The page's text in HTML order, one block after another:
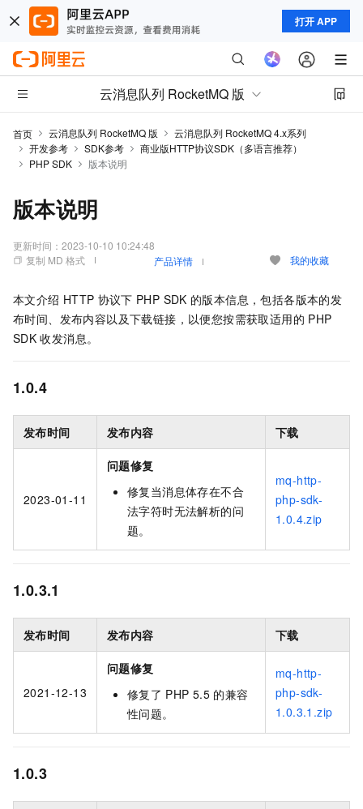
打开 APP
云消息队列 RocketMQ 版
首页 云消息队列 RocketMQ 版
云消息队列 RocketMQ 4.x系列
开发参考
SDK参考
商业版HTTP协议SDK（多语言推荐）
PHP SDK
版本说明
版本说明
更新时间： 2023-10-10 10:24:48
复制 MD 格式
产品详情 我的收藏
本文介绍 HTTP 协议下 PHP SDK 的版本信息，包括各版本的发
布时间、发布内容以及下载链接，以便您按需获取适用的 PHP
SDK 收发消息。
1.0.4
发布时间 发布内容 下载
2023-01-11
问题修复
修复当消息体存在不合
法字符时无法解析的问
题。
mq-http-
php-sdk-
1.0.4.zip
1.0.3.1
发布时间 发布内容 下载
2021-12-13
问题修复
修复了 PHP 5.5 的兼容
性问题。
mq-http-
php-sdk-
1.0.3.1.zip
1.0.3